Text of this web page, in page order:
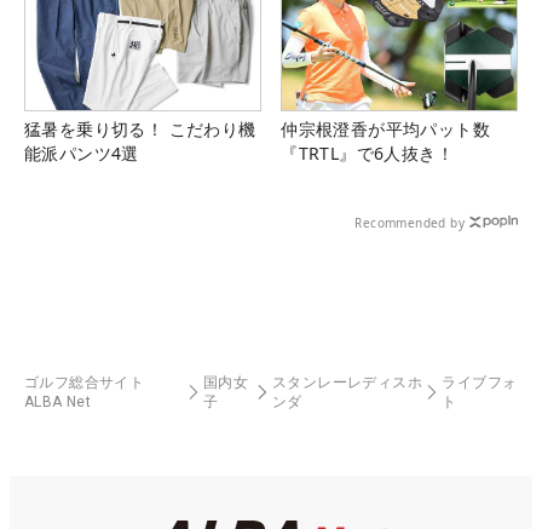
猛暑を乗り切る！ こだわり機
能派パンツ4選
仲宗根澄香が平均パット数
『TRTL』で6人抜き！
Recommended by
ゴルフ総合サイト
ALBA Net
国内女
子
スタンレーレディスホ
ンダ
ライブフォ
ト